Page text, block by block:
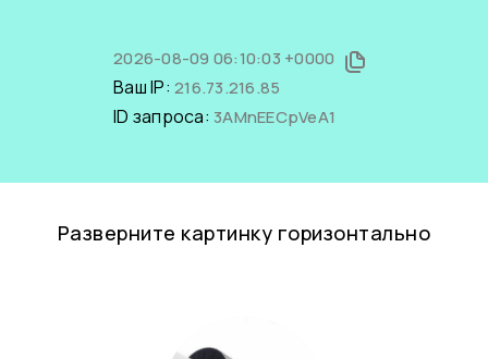
2026-08-09 06:10:03 +0000
Ваш IP: 216.73.216.85
ID запроса: 3AMnEECpVeA1
Разверните картинку горизонтально